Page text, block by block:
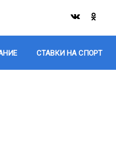
СТАВКИ НА СПОРТ